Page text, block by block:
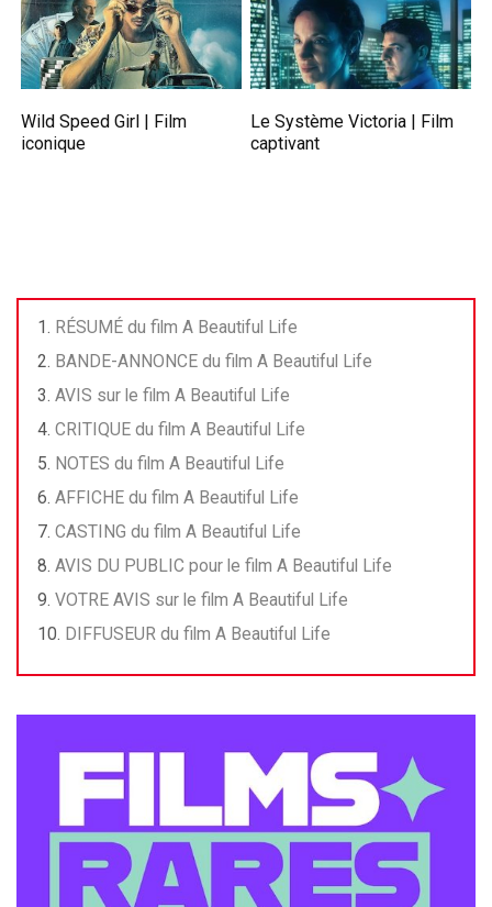
Wild Speed Girl | Film
iconique
Le Système Victoria | Film
captivant
RÉSUMÉ du film A Beautiful Life
BANDE-ANNONCE du film A Beautiful Life
AVIS sur le film A Beautiful Life
CRITIQUE du film A Beautiful Life
NOTES du film A Beautiful Life
AFFICHE du film A Beautiful Life
CASTING du film A Beautiful Life
AVIS DU PUBLIC pour le film A Beautiful Life
VOTRE AVIS sur le film A Beautiful Life
DIFFUSEUR du film A Beautiful Life